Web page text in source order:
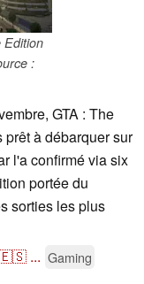
Edition
:
GTA : The
à débarquer sur
l'a confirmé via six
portée du
sorties les plus
... Gaming